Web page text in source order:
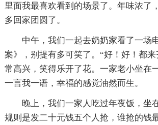
里面我最喜欢看到的场景了。年味浓了
多回家团圆了。
中午，我们一起去奶奶家看了一场
案》，别提有多可笑了。“好！好！都
常高兴，笑得乐开了花。一家老小坐在
一言我一语，幸福的感觉油然而生。
晚上，我们一家人吃过年夜饭，坐在
规则是发二十元钱五个人抢，谁抢的钱